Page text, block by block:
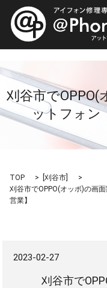
刈谷市でOPPO(
ットフォン
TOP [刈谷市
刈谷市でOPPO(オッポ)の画
営業】
2023-02-27
刈谷市で